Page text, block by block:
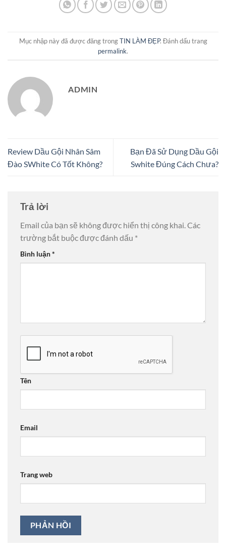
Mục nhập này đã được đăng trongTIN LÀM ĐẸP. Đánh dấu trang
permalink.
ADMIN
Review Dầu Gội Nhân Sâm
Đào SWhite Có Tốt Không?
Bạn Đã Sử Dụng Dầu Gội
Swhite Đúng Cách Chưa?
Trả lời
Email của bạn sẽ không được hiển thị công khai.Các
trường bắt buộc được đánh dấu *
Bình luận*
Tên
Email
Trang web